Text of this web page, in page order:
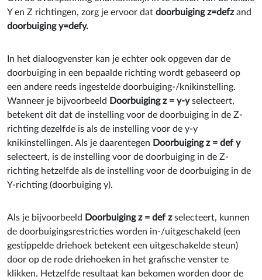
Y en Z richtingen, zorg je ervoor dat doorbuiging z=defzand
doorbuiging y=defy.
In het dialoogvenster kan je echter ook opgeven dar de
doorbuiging in een bepaalde richting wordt gebaseerd op
een andere reeds ingestelde doorbuiging-/knikinstelling.
Wanneer je bijvoorbeeld Doorbuiging z = y-yselecteert,
betekent dit dat de instelling voor de doorbuiging in de Z-
richting dezelfde is als de instelling voor de y-y
knikinstellingen. Als je daarentegen Doorbuiging z = def y
selecteert, is de instelling voor de doorbuiging in de Z-
richting hetzelfde als de instelling voor de doorbuiging in de
Y-richting (doorbuiging y).
Als je bijvoorbeeld Doorbuiging z = def zselecteert, kunnen
de doorbuigingsrestricties worden in-/uitgeschakeld (een
gestippelde driehoek betekent een uitgeschakelde steun)
door op de rode driehoeken in het grafische venster te
klikken. Hetzelfde resultaat kan bekomen worden door de